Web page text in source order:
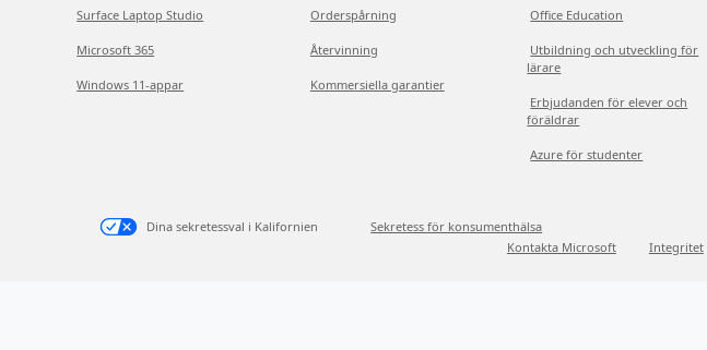
Surface Laptop Studio
Microsoft 365
Windows 11-appar
Orderspårning
Återvinning
Kommersiella garantier
Office Education
Utbildning och utveckling för
lärare
Erbjudanden för elever och
föräldrar
Azure för studenter
Dina sekretessval i Kalifornien
Sekretess för konsumenthälsa
Kontakta Microsoft
Integritet